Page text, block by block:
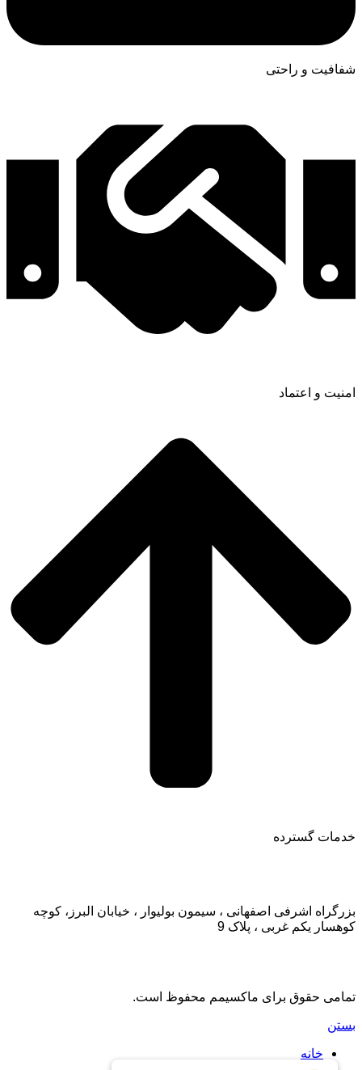
شفافیت و راحتی
امنیت و اعتماد
خدمات گسترده
بزرگراه اشرفی اصفهانی ، سیمون بولیوار ، خیابان البرز، کوچه
کوهسار یکم غربی ، پلاک 9
تمامی حقوق برای ماکسیمم محفوظ است.
بستن
خانه